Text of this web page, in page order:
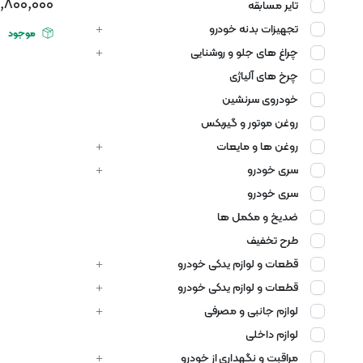
موجود
تایر مسابقه
تجهیزات بدنه خودرو
چراغ های جلو و روشنایی
چرخ های آلیاژی
خودروی سرنشین
روغن موتور و گیربکس
روغن ها و مایعات
سری خودرو
سری خودرو
ضدیخ و مکمل ها
طرح تخفیف
قطعات و لوازم یدکی خودرو
قطعات و لوازم یدکی خودرو
لوازم جانبی و مصرفی
لوازم داخلی
مراقبت و نگهداری از خودرو